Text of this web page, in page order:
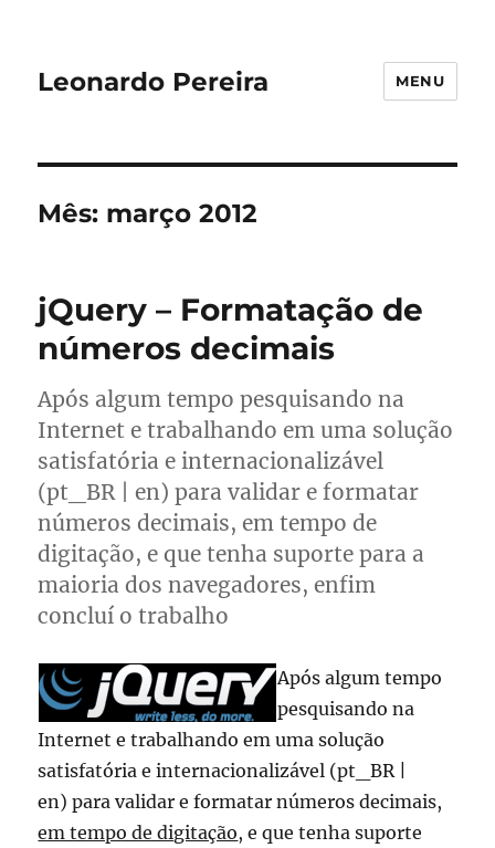
Leonardo Pereira MENU
Mês: março 2012
jQuery – Formatação de
números decimais
Após algum tempo pesquisando na
Internet e trabalhando em uma solução
satisfatória e internacionalizável
(pt_BR | en) para validar e formatar
números decimais, em tempo de
digitação, e que tenha suporte para a
maioria dos navegadores, enfim
concluí o trabalho
Após algum tempo
pesquisando na
Internet e trabalhando em uma solução
satisfatória e internacionalizável (pt_BR |
en) para validar e formatar números decimais,
em tempo de digitação, e que tenha suporte